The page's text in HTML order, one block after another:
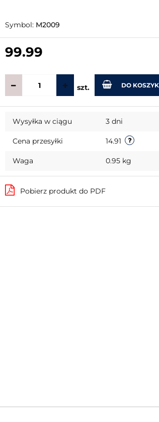
Symbol: M2009
99.99
szt. DO
Wysyłka w ciągu 3 dni
Cena przesyłki 14.91
Waga 0.95 kg
Pobierz produkt do PDF